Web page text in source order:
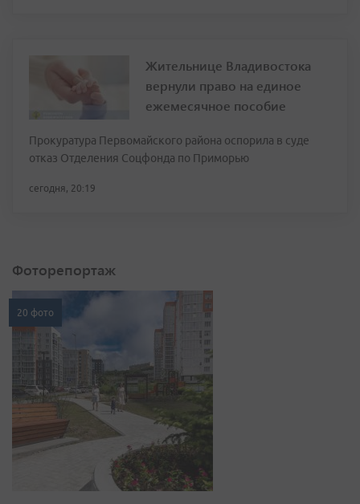
Жительнице Владивостока
вернули право на единое
ежемесячное пособие
Прокуратура Первомайского района оспорила в суде
отказ Отделения Соцфонда по Приморью
сегодня, 20:19
Фоторепортаж
20 фото